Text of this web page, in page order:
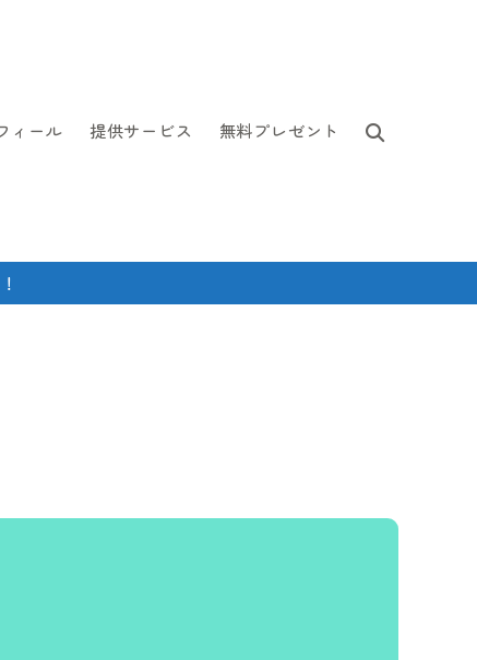
ィール 提供サービス 無料プレゼント